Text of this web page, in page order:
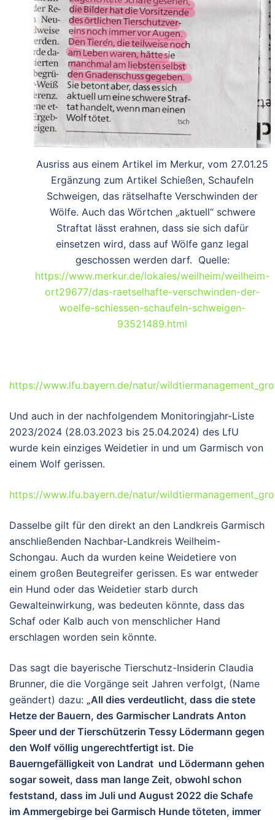
Ausriss aus einem Artikel im Merkur, vom 27.01.25
Ergänzung zum Artikel Schießen, Schaufeln
Schweigen, das rätselhafte Verschwinden der
Wölfe. Auch das Wörtchen „aktuell“ schwere
Straftat lässt erahnen, dass sie sich dafür
einsetzen wird, dass auf Wölfe ganz legal
geschossen werden darf. Quelle:
https://www.merkur.de/lokales/weilheim/weilheim-
ort29677/das-raetselhafte-verschwinden-der-
woelfe-schiessen-schaufeln-schweigen-
93521489.html
https://www.lfu.bayern.de/natur/
Und auch in der nachfolgendem Monitoringjahr-Liste
2023/2024 (28.03.2023 bis 25.04.2024) des LfU
wurde kein einziges Weidetier in und um Garmisch von
einem Wolf gerissen.
https://www.lfu.bayern.de/natur/
Dasselbe gilt für den direkt an den Landkreis Garmisch
anschließenden Nachbar-Landkreis Weilheim-
Schongau. Auch da wurden keine Weidetiere von
einem großen Beutegreifer gerissen. Es war entweder
ein Hund oder das Weidetier starb durch
Gewalteinwirkung, was bedeuten könnte, dass das
Schaf oder Kalb auch von menschlicher Hand
erschlagen worden sein könnte.
Das sagt die bayerische Tierschutz-Insiderin Claudia
Brunner, die die Vorgänge seit Jahren verfolgt, (Name
geändert) dazu: „All dies verdeutlicht, dass die stete
Hetze der Bauern, des Garmischer Landrats Anton
Speer und der Tierschützerin Tessy Lödermann gegen
den Wolf völlig ungerechtfertigt ist. Die
Bauerngefälligkeit von Landrat und Lödermann gehen
sogar soweit, dass man lange Zeit, obwohl schon
feststand, dass im Juli und August 2022 die Schafe
im Ammergebirge bei Garmisch Hunde töteten, immer